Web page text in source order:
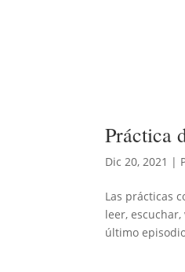
Práctica
Dic 20, 2021 |
Las prácticas
leer,
último